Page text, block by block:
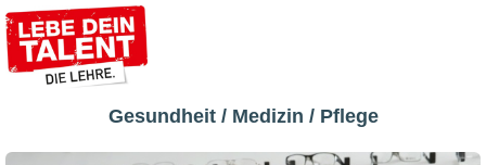
Gesundheit / Medizin / Pflege